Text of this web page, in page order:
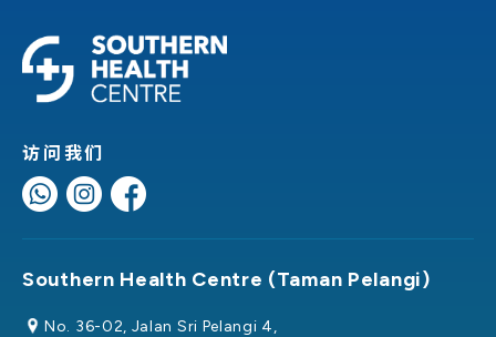
访问我们
Southern Health Centre (Taman Pelangi)
No. 36-02, Jalan Sri Pelangi 4,